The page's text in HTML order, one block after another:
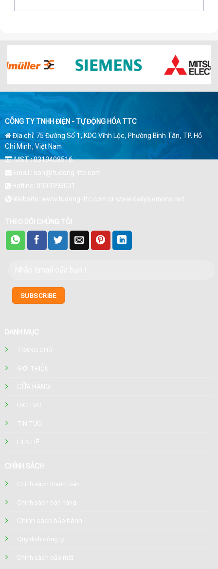
CÔNG TY TNHH ĐIỆN - TỰ ĐỘNG HÓA TTC
Địa chỉ: 75 Đường Số 1, KDC Vĩnh Lộc, Phường Bình Tân, TP. Hồ
Chí Minh, Việt Nam
MST : 0319408516
Email : son@tudong-ttc.com
Hotline: 0909393031
Website: www.tudong-ttc.com or www.dailysiemens.net
THEO DÕI CHÚNG TÔI
DANH MỤC
TRANG CHỦ
GIỚI THIỆU
CỬA HÀNG
DỊCH VỤ
TIN TỨC
LIÊN HỆ
CHÍNH SÁCH
Chính sách thanh toán
Chính sách bán hàng
Chính sách bảo hành
Quy định công ty
Chính sách bảo mật